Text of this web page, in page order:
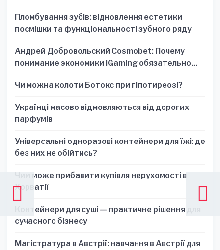
Пломбування зубів: відновлення естетики
посмішки та функціональності зубного ряду
Андрей Добровольский Cosmobet: Почему
понимание экономики iGaming обязательно
Чи можна колоти Ботокс при гіпотиреозі?
Українці масово відмовляються від дорогих
парфумів
Універсальні одноразові контейнери для їжі: де
без них не обійтись?
Чим може прибавити купівля нерухомості в
Хорватії
Контейнери для суші — практичне рішення для
сучасного бізнесу
Магістратура в Австрії: навчання в Австрії для